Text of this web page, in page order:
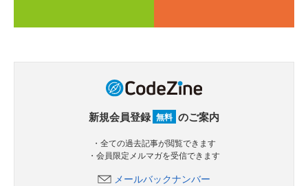
新規会員登録 無料 のご案内
・全ての過去記事が閲覧できます
・会員限定メルマガを受信できます
メールバックナンバー